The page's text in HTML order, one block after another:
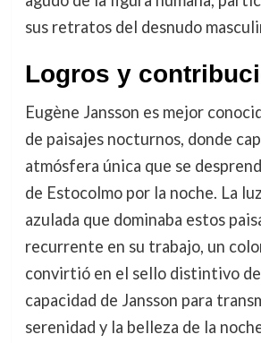
sus retratos del desnudo
Logros y
Eugène Jansson es mejor
de paisajes nocturnos, donde
atmósfera única que se
de Estocolmo por la noche. La
azulada que dominaba estos
recurrente en su trabajo, un
convirtió en el sello distintivo
capacidad de Jansson para
serenidad y la belleza de la